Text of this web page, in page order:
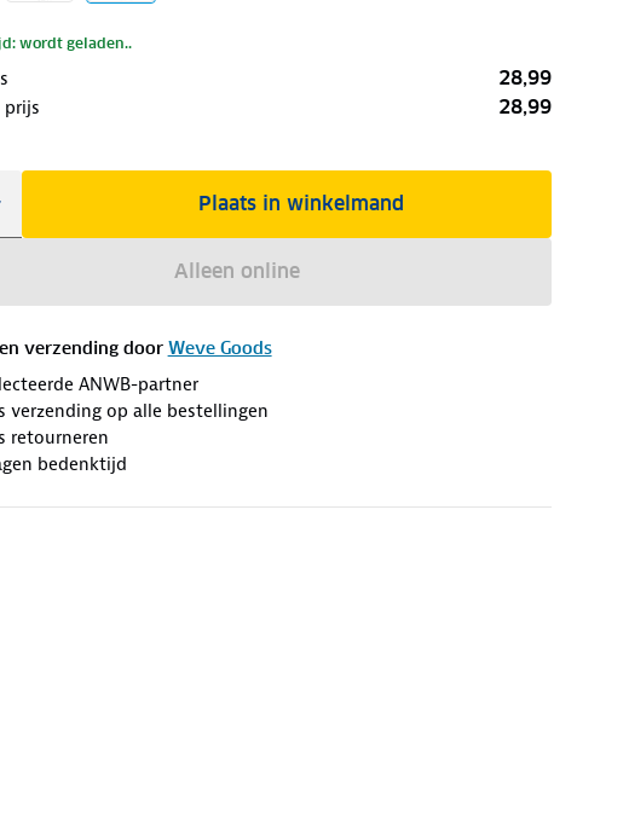
wordt geladen..
28,99
prijs 28,99
Plaats in winkelmand
Alleen online
verzending door Weve Goods
ANWB-partner
verzending op alle bestellingen
retourneren
bedenktijd